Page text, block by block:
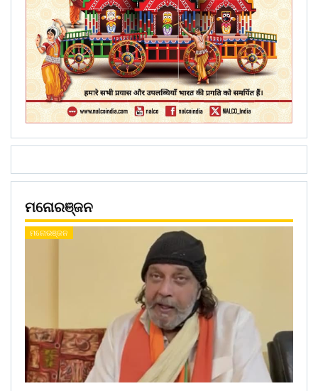
ମନୋରଞ୍ଜନ
ମନୋରଞ୍ଜନ